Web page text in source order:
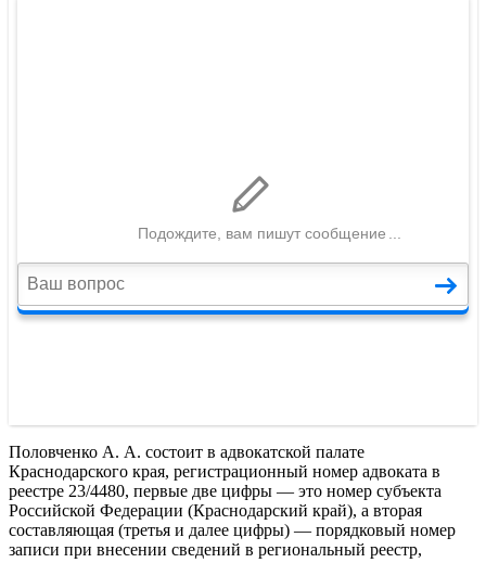
Половченко А. А. состоит в адвокатской палате
Краснодарского края, регистрационный номер адвоката в
реестре 23/4480, первые две цифры — это номер субъекта
Российской Федерации (Краснодарский край), а вторая
составляющая (третья и далее цифры) — порядковый номер
записи при внесении сведений в региональный реестр,